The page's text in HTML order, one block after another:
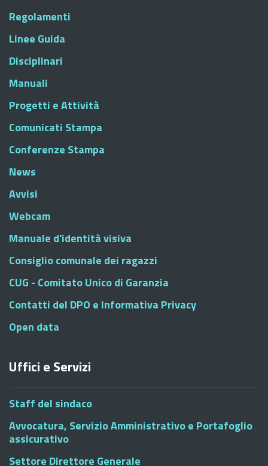
Regolamenti
Linee Guida
Disciplinari
Manuali
Progetti e Attività
Comunicati Stampa
Conferenze Stampa
News
Avvisi
Webcam
Manuale d'identità visiva
Consiglio comunale dei ragazzi
CUG - Comitato Unico di Garanzia
Contatti del DPO e Informativa Privacy
Open data
Uffici e Servizi
Staff del sindaco
Avvocatura, Servizio Amministrativo e Portafoglio
assicurativo
Settore Direttore Generale